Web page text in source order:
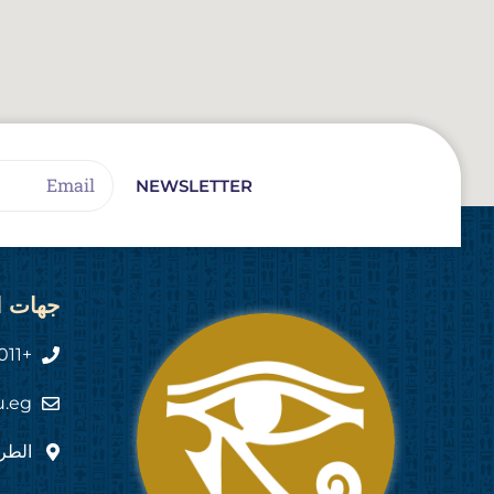
NEWSLETTER
جهات
+2011 444 555 82